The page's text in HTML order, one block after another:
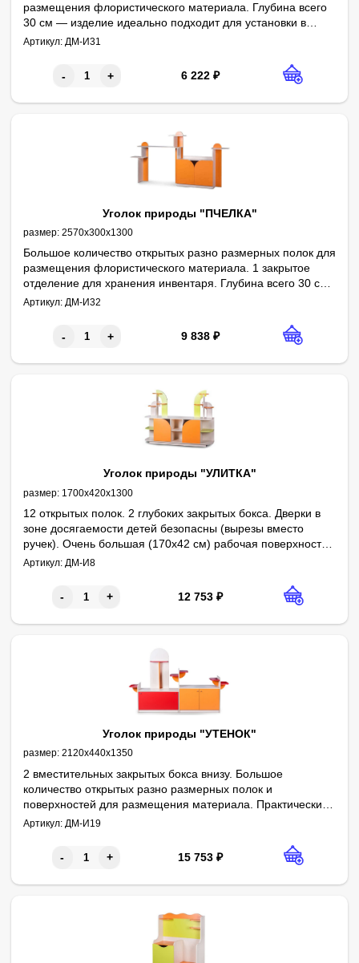
размещения флористического материала. Глубина всего
30 см — изделие идеально подходит для установки в
узких длинных проходах. Отсутствие задней стенки делает
Артикул: ДМ-И31
- + 6 222 ₽
Уголок природы "ПЧЕЛКА"
размер: 2570х300х1300
Большое количество открытых разно размерных полок для
размещения флористического материала. 1 закрытое
отделение для хранения инвентаря. Глубина всего 30 см
— изделие идеально подходит для установки в узких
части изделия делает его легким, сохраняет дизайн
интерьера. Дверки в зоне досягаемости детей безопасны
Артикул: ДМ-И32
- + 9 838 ₽
Уголок природы "УЛИТКА"
размер: 1700х420х1300
12 открытых полок. 2 глубоких закрытых бокса. Дверки в
зоне досягаемости детей безопасны (вырезы вместо
ручек). Очень большая (170х42 см) рабочая поверхность
— возможность размещения существенного количества
Артикул: ДМ-И8
- + 12 753 ₽
Уголок природы "УТЕНОК"
размер: 2120х440х1350
2 вместительных закрытых бокса внизу. Большое
количество открытых разно размерных полок и
поверхностей для размещения материала. Практически
отсутствие задней стенки в верхней части изделия
Артикул: ДМ-И19
- + 15 753 ₽